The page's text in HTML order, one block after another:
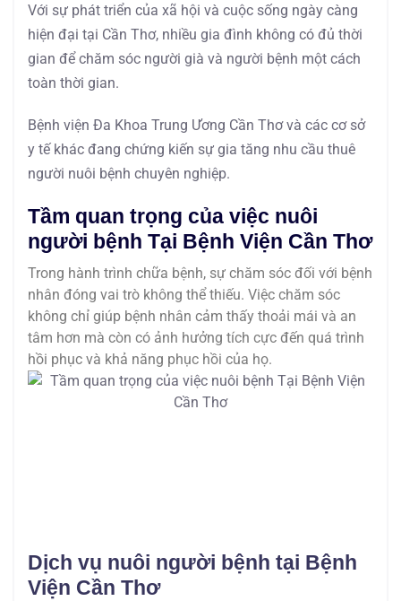
Với sự phát triển của xã hội và cuộc sống ngày càng
hiện đại tại Cần Thơ, nhiều gia đình không có đủ thời
gian để chăm sóc người già và người bệnh một cách
toàn thời gian.
Bệnh viện Đa Khoa Trung Ương Cần Thơ và các cơ sở
y tế khác đang chứng kiến sự gia tăng nhu cầu thuê
người nuôi bệnh chuyên nghiệp.
Tầm quan trọng của việc nuôi
người bệnh Tại Bệnh Viện Cần Thơ
Trong hành trình chữa bệnh, sự chăm sóc đối với bệnh
nhân đóng vai trò không thể thiếu. Việc chăm sóc
không chỉ giúp bệnh nhân cảm thấy thoải mái và an
tâm hơn mà còn có ảnh hưởng tích cực đến quá trình
hồi phục và khả năng phục hồi của họ.
Dịch vụ nuôi người bệnh tại Bệnh
Viện Cần Thơ